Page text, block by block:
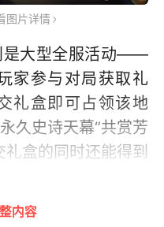
图片详情
是大型全服活动——
家参与对局获取礼
礼盒即可占领该地
久史诗天幕“共赏芳
礼盒的同时还能得到
永久英雄皮肤或荣
包含了铠的曙光守
内容